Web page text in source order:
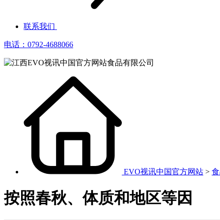
联系我们
电话：0792-4688066
EVO视讯中国官方网站 >
按照春秋、体质和地区等因